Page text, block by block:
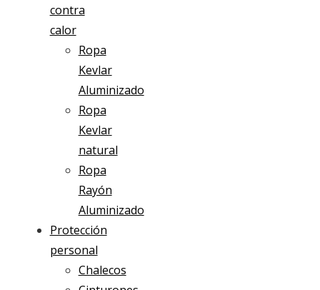
contra
calor
Ropa
Kevlar
Aluminizado
Ropa
Kevlar
natural
Ropa
Rayón
Aluminizado
Protección
personal
Chalecos